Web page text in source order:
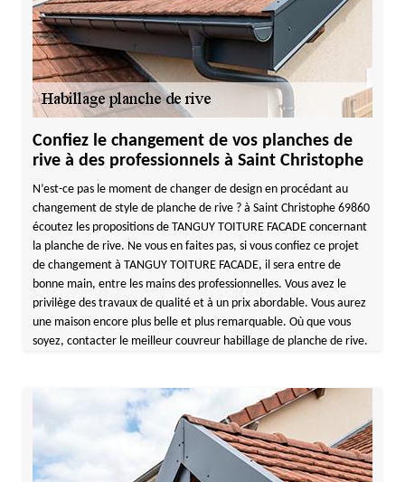
Confiez le changement de vos planches de
rive à des professionnels à Saint Christophe
N’est-ce pas le moment de changer de design en procédant au
changement de style de planche de rive ? à Saint Christophe 69860
écoutez les propositions de TANGUY TOITURE FACADE concernant
la planche de rive. Ne vous en faites pas, si vous confiez ce projet
de changement à TANGUY TOITURE FACADE, il sera entre de
bonne main, entre les mains des professionnelles. Vous avez le
privilège des travaux de qualité et à un prix abordable. Vous aurez
une maison encore plus belle et plus remarquable. Où que vous
soyez, contacter le meilleur couvreur habillage de planche de rive.